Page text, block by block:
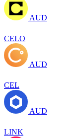
AUD
CELO
AUD
CEL
AUD
LINK